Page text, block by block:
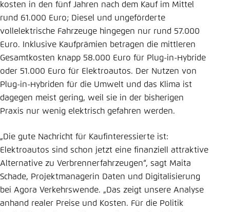
kosten in den fünf Jahren nach dem Kauf im Mittel
rund 61.000 Euro; Diesel und ungeförderte
vollelektrische Fahrzeuge hingegen nur rund 57.000
Euro. Inklusive Kaufprämien betragen die mittleren
Gesamtkosten knapp 58.000 Euro für Plug-in-Hybride
oder 51.000 Euro für Elektroautos. Der Nutzen von
Plug-in-Hybriden für die Umwelt und das Klima ist
dagegen meist gering, weil sie in der bisherigen
Praxis nur wenig elektrisch gefahren werden.
„Die gute Nachricht für Kaufinteressierte ist:
Elektroautos sind schon jetzt eine finanziell attraktive
Alternative zu Verbrennerfahrzeugen“, sagt Maita
Schade, Projektmanagerin Daten und Digitalisierung
bei Agora Verkehrswende. „Das zeigt unsere Analyse
anhand realer Preise und Kosten. Für die Politik